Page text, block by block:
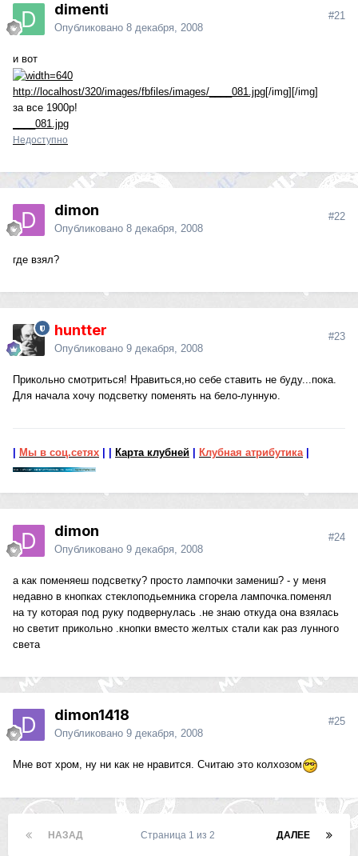
dimenti
Опубликовано 8 декабря, 2008
#21
и вот
http://localhost/320/images/fbfiles/images/____081.jpg[/img][/img]
за все 1900р!
____081.jpg
Недоступно
dimon
Опубликовано 8 декабря, 2008
#22
где взял?
huntter
Опубликовано 9 декабря, 2008
#23
Прикольно смотриться! Нравиться,но себе ставить не буду...пока.
Для начала хочу подсветку поменять на бело-лунную.
Мы в соц.сетях Карта клубней Клубная атрибутика|
dimon
Опубликовано 9 декабря, 2008
#24
а как поменяеш подсветку? просто лампочки замениш? - у меня
недавно в кнопках стеклоподьемника сгорела лампочка.поменял
на ту которая под руку подвернулась .не знаю откуда она взялась
но светит прикольно .кнопки вместо желтых стали как раз лунного
света
dimon1418
Опубликовано 9 декабря, 2008
#25
Мне вот хром, ну ни как не нравится. Считаю это колхозом
НАЗАД ДАЛЕЕ
Страница 1 из 2